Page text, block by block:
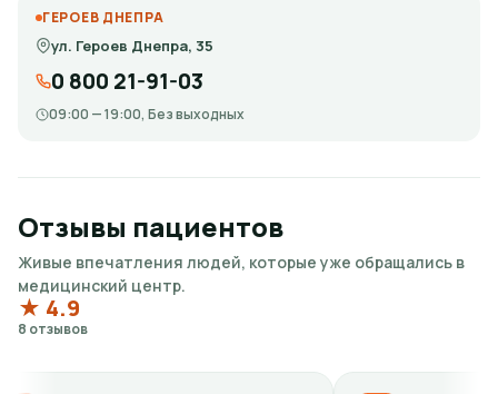
ГЕРОЕВ ДНЕПРА
ул. Героев Днепра, 35
0 800 21-91-03
09:00 — 19:00, Без выходных
Отзывы пациентов
Живые впечатления людей, которые уже обращались в
медицинский центр.
★ 4.9
8 отзывов